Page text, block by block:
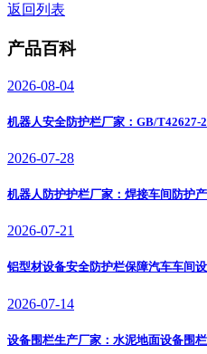
返回列表
产品百科
2026-08-04
机器人安全防护栏厂家：GB/T42627-
2026-07-28
机器人防护护栏厂家：焊接车间防护
2026-07-21
铝型材设备安全防护栏保障汽车车间
2026-07-14
设备围栏生产厂家：水泥地面设备围